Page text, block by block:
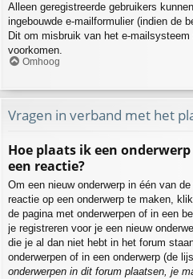
Alleen geregistreerde gebruikers
ingebouwde e-mailformulier (indien de
Dit om misbruik van het e-
voorkomen.
Omhoog
Vragen in verband met het
Hoe plaats ik een
een reactie?
Om een nieuw onderwerp in één van
reactie op een onderwerp te maken,
de pagina met onderwerpen of in een
je registreren voor je een nieuw
die je al dan niet hebt in het forum
onderwerpen of in een onderwerp (de
onderwerpen in dit forum plaatsen, je